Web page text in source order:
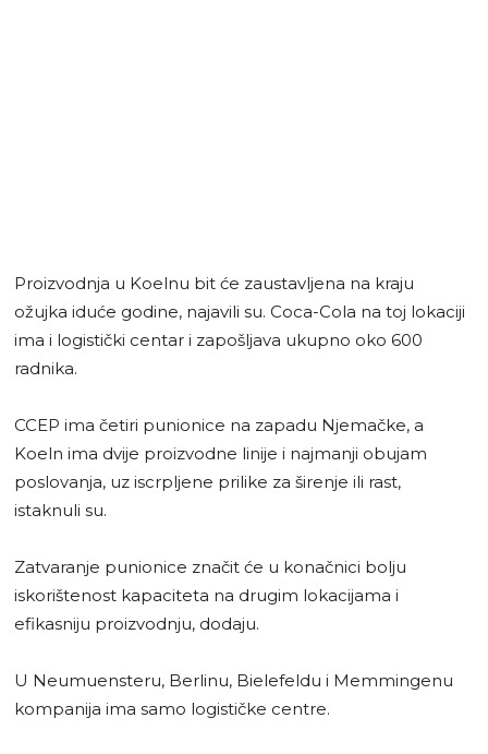
Proizvodnja u Koelnu bit će zaustavljena na kraju
ožujka iduće godine, najavili su. Coca-Cola na toj lokaciji
ima i logistički centar i zapošljava ukupno oko 600
radnika.
CCEP ima četiri punionice na zapadu Njemačke, a
Koeln ima dvije proizvodne linije i najmanji obujam
poslovanja, uz iscrpljene prilike za širenje ili rast,
istaknuli su.
Zatvaranje punionice značit će u konačnici bolju
iskorištenost kapaciteta na drugim lokacijama i
efikasniju proizvodnju, dodaju.
U Neumuensteru, Berlinu, Bielefeldu i Memmingenu
kompanija ima samo logističke centre.